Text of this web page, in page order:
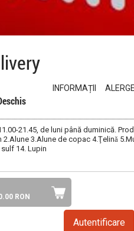
INFORMAȚII
21.45, de luni până duminică.
3.Alune de copac 4.Ţelinǎ
14. Lupin
RON
Autentificare